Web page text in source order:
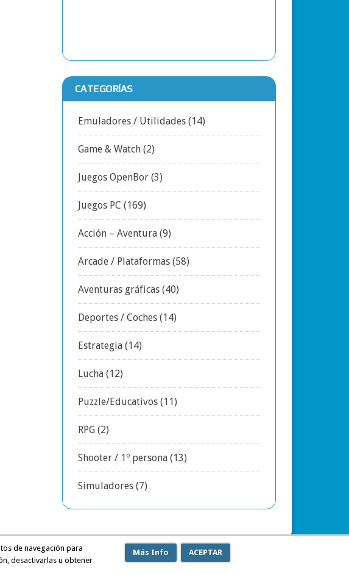
CATEGORÍAS
Emuladores / Utilidades(14)
Game & Watch(2)
Juegos OpenBor(3)
Juegos PC (169)
Acción – Aventura(9)
Arcade / Plataformas(58)
Aventuras gráficas(40)
Deportes / Coches(14)
Estrategia(14)
Lucha(12)
Puzzle/Educativos(11)
RPG(2)
Shooter / 1º persona(13)
Simuladores(7)
de navegación para
desactivarlas u obtener
Más Info ACEPTAR